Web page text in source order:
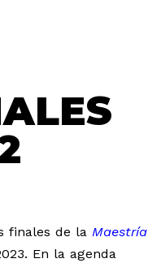
finales de la Maestría
En la agenda